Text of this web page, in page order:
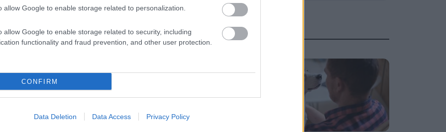
allow Google to enable storage related to personalization.
allow Google to enable storage related to security, including
functionality and fraud prevention, and other user protection.
CONFIRM
Data Deletion Data Access Privacy Policy